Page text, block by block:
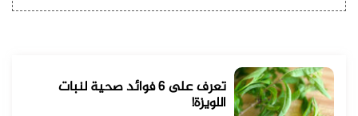
تعرف على 6 فوائد صحية لنبات
اللويزة!